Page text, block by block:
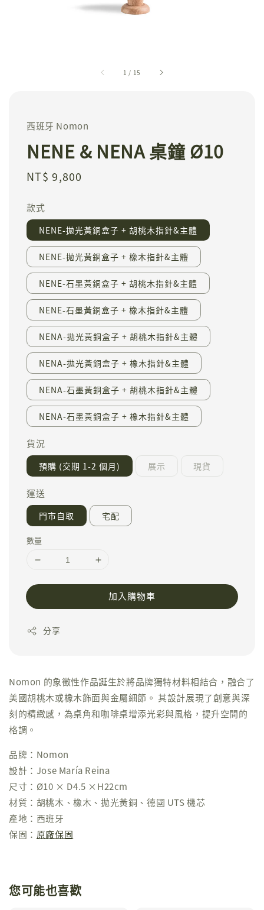
1 / 15
西班牙 Nomon
NENE & NENA 桌鐘 Ø10
Regular
NT$ 9,800
款式
NENE-拋光黃銅盒子 + 胡桃木指針&主體
NENE-拋光黃銅盒子 + 橡木指針&主體
NENE-石墨黃銅盒子 + 胡桃木指針&主體
NENE-石墨黃銅盒子 + 橡木指針&主體
NENA-拋光黃銅盒子 + 胡桃木指針&主體
NENA-拋光黃銅盒子 + 橡木指針&主體
NENA-石墨黃銅盒子 + 胡桃木指針&主體
NENA-石墨黃銅盒子 + 橡木指針&主體
貨況
預購 (交期 1-2 個月) 展示 現貨
運送
門市自取 宅配
數量
加入購物車
分享
Nomon 的象徵性作品誕生於將品牌獨特材料相結合，融合了
美國胡桃木或橡木飾面與金屬細節。 其設計展現了創意與深
刻的精緻感，為桌角和咖啡桌增添光彩與風格，提升空間的
格調。
品牌：Nomon
設計：Jose María Reina
尺寸：Ø10 × D4.5 ×H22cm
材質：胡桃木、橡木、拋光黃銅、德國 UTS 機芯
產地：西班牙
保固： 原廠保固
您可能也喜歡